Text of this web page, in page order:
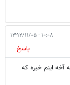
۱۰:۰۸ - ۱۳۹۲/۱۱/۰۵
پاسخ
آخه اینم خبره که